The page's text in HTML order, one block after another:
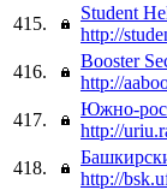
415.
Student
http://
416.
Booster
http://
417.
Южно-
http://
418.
http://